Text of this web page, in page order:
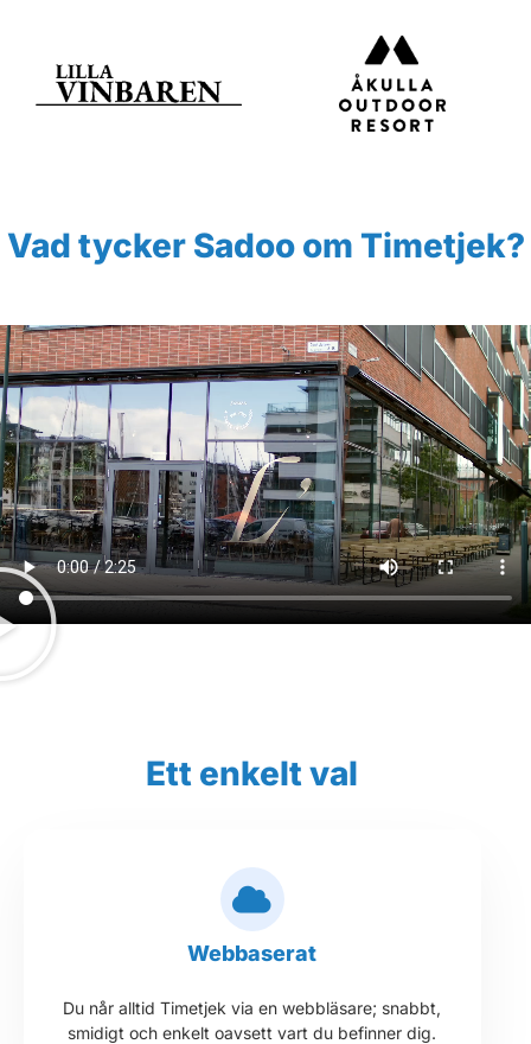
Vad tycker Sadoo om Timetjek?
Ett enkelt val
Webbaserat
Du når alltid Timetjek via en webbläsare; snabbt,
smidigt och enkelt oavsett vart du befinner dig.